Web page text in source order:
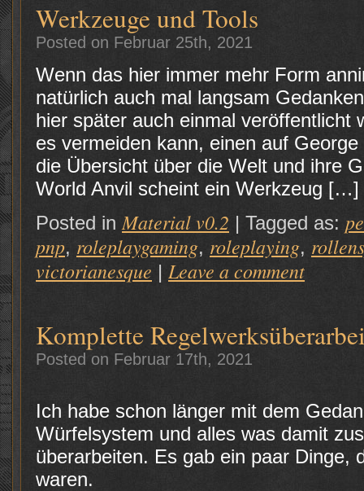
Werkzeuge und Tools
Posted on Februar 25th, 2021
Wenn das hier immer mehr Form
natürlich auch mal langsam
hier später auch einmal veröffentlicht
es vermeiden kann, einen auf
die Übersicht über die Welt und ihre
World Anvil scheint ein Werkzeug […]
Posted in Material v0.2 | Tagged as:
pnp, roleplaygaming, roleplaying,
victorianesque | Leave a comment
Komplette
Posted on Februar 17th, 2021
Ich habe schon länger mit dem
Würfelsystem und alles was damit
überarbeiten. Es gab ein paar Dinge,
waren.